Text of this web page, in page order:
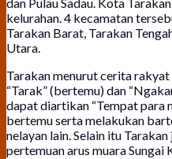
dan Pulau Sadau. Kota
kelurahan. 4 kecamatan
Tarakan Barat, Tarakan
Utara.
Tarakan menurut cerita
“Tarak” (bertemu) dan
dapat diartikan “Tempat para
bertemu serta melakukan
nelayan lain. Selain itu
pertemuan arus muara Sungai